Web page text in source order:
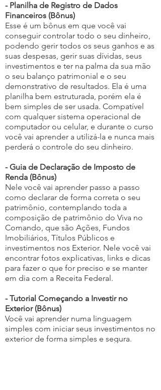
- Planilha de Registro de Dados
Financeiros (Bônus)
Esse é um bônus em que você vai
conseguir controlar todo o seu dinheiro,
podendo gerir todos os seus ganhos e as
suas despesas, gerir suas dívidas, seus
investimentos e ter na palma da sua mão
o seu balanço patrimonial e o seu
demonstrativo de resultados. Ela é uma
planilha bem estruturada, porém ela é
bem simples de ser usada. Compatível
com qualquer sistema operacional de
computador ou celular, e durante o curso
você vai aprender a utilizá-la e nunca mais
perderá o controle do seu dinheiro.
- Guia de Declaração de Imposto de
Renda (Bônus)
Nele você vai aprender passo a passo
como declarar de forma correta o seu
patrimônio, contemplando toda a
composição de patrimônio do Viva no
Comando, que são Ações, Fundos
Imobiliários, Títulos Públicos e
investimentos nos Exterior. Nele você vai
encontrar fotos explicativas, links e dicas
para fazer o que for preciso e se manter
em dia com a Receita Federal.
- Tutorial Começando a Investir no
Exterior (Bônus)
Você vai aprender numa linguagem
simples com iniciar seus investimentos no
exterior de forma simples e segura.